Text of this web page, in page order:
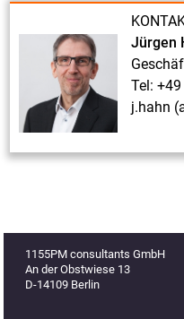
Jürgen
Tel:
j.hahn
1155PM consultants GmbH
An der Obstwiese 13
D-14109 Berlin